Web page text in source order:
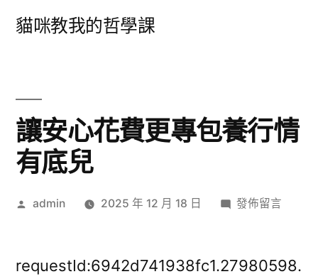
貓咪教我的哲學課
讓安心花費更專包養行情
有底兒
作
admin 2025 年 12 月 18 日
在
心
發佈留言
requestId:6942d741938fc1.27980598.